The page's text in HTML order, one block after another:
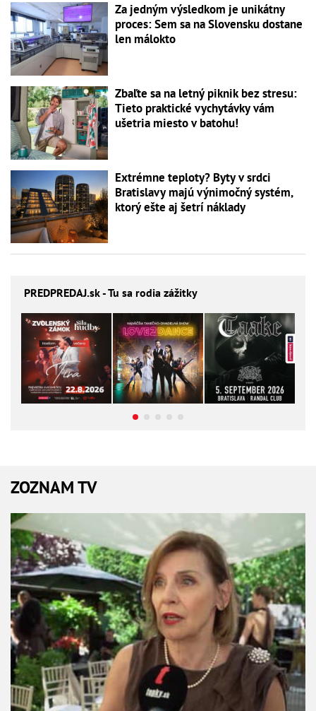
Za jedným výsledkom je unikátny
proces: Sem sa na Slovensku dostane
len málokto
Zbaľte sa na letný piknik bez stresu:
Tieto praktické vychytávky vám
ušetria miesto v batohu!
Extrémne teploty? Byty v srdci
Bratislavy majú výnimočný systém,
ktorý ešte aj šetrí náklady
PREDPREDAJ.sk - Tu sa rodia zážitky
ZOZNAM TV